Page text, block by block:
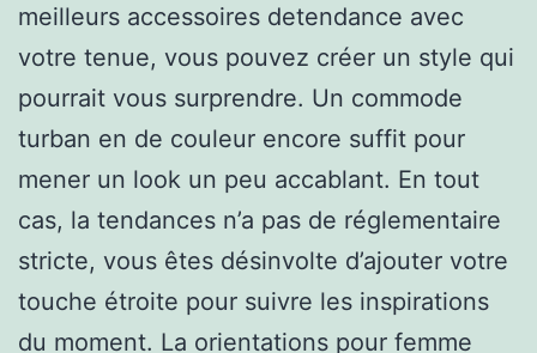
meilleurs accessoires detendance avec
votre tenue, vous pouvez créer un style qui
pourrait vous surprendre. Un commode
turban en de couleur encore suffit pour
mener un look un peu accablant. En tout
cas, la tendances n’a pas de réglementaire
stricte, vous êtes désinvolte d’ajouter votre
touche étroite pour suivre les inspirations
du moment. La orientations pour femme